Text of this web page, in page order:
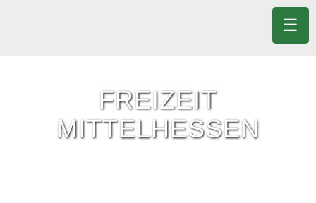
FREIZEIT
MITTELHESSEN
☰